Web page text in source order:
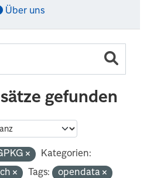
Über uns
gefunden
Kategorien:
Tags: opendata